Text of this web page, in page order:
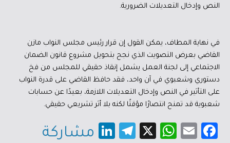
النص وإدخال التعديلات الضرورية.
في نهاية المطاف، يمكن القول إن قرار رئيس مجلس النواب مازن
القاضي بعرض التصويت الذي نجح بتحويل مشروع قانون الضمان
الاجتماعي إلى لجنة العمل يشمل إنقاذ حقيقي للمجلس من فخ
دستوري وشعبوي في آن واحد، فقد حافظ القاضي على قدرة النواب
على التأثير في النص وإدخال التعديلات اللازمة، بعيدًا عن حسابات
شعبوية قد تمنح انتصارًا مؤقتًا لكنه بلا أثر تشريعي حقيقي.
Fa
E
W
X
Te
Li
مشاركة